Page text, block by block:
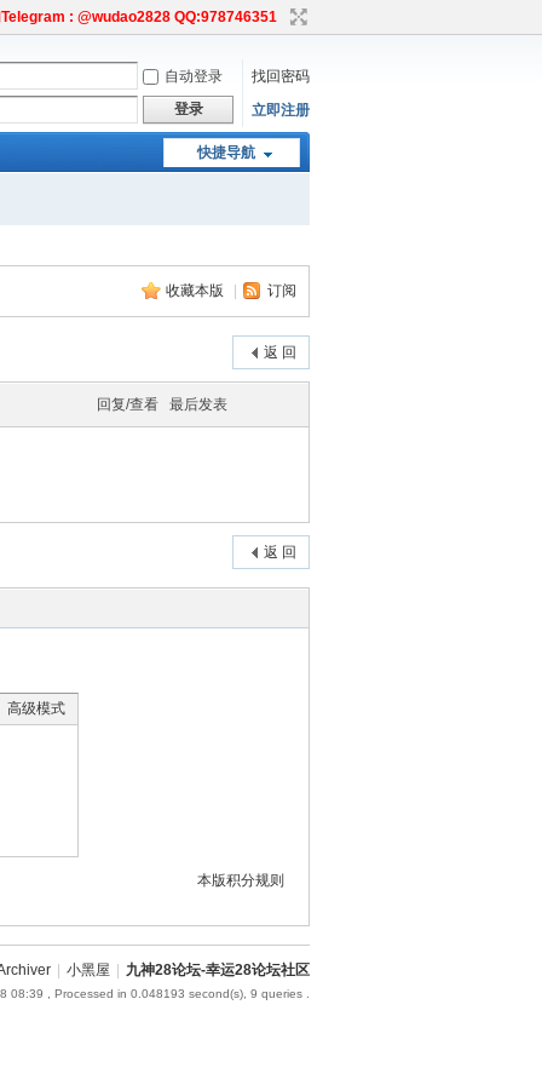
: @wudao2828 QQ:978746351
自动登录
找回密码
登录
立即注册
快捷导航
收藏本版 订阅
返 回
回复/查看 最后发表
返 回
高级模式
本版积分规则
小黑屋 九神28论坛-幸运28论坛社区
08:39 , Processed in 0.048193 second(s), 9 queries .